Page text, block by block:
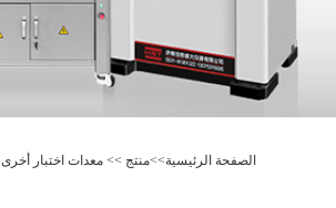
الصفحة الرئيسية>>منتج >> معدات اختبار أخرى